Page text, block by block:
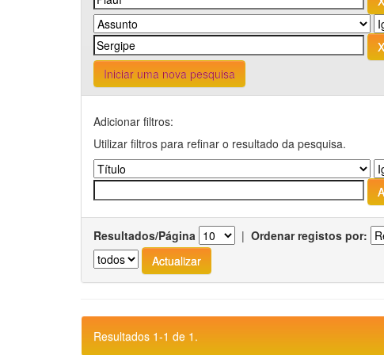
Iniciar uma nova pesquisa
Adicionar filtros:
Utilizar filtros para refinar o resultado da pesquisa.
Resultados/Página | Ordenar registos por:
Resultados 1-1 de 1.